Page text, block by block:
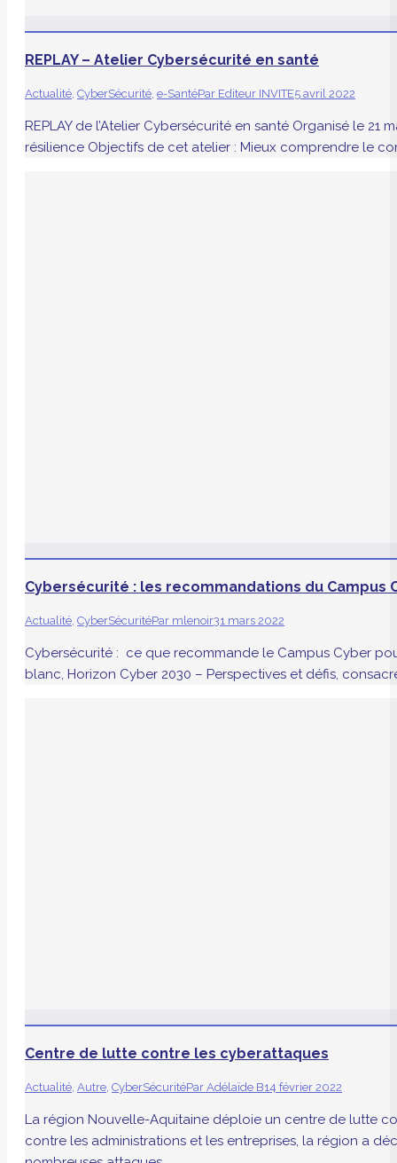
REPLAY – Atelier Cybersécurité en santé
Actualité CyberSécurité e-SantéPar Editeur INVITE5 avril 2022
REPLAY de l’Atelier Cybersécurité en santé Organisé le 21
résilience Objectifs de cet atelier : Mieux comprendre le
Cybersécurité : les recommandations du Campus
Actualité CyberSécuritéPar mlenoir31 mars 2022
Cybersécurité : ce que recommande le Campus Cyber
blanc, Horizon Cyber 2030 – Perspectives et défis,
Centre de lutte contre les cyberattaques
Actualité Autre CyberSécuritéPar Adélaïde B14 février 2022
La région Nouvelle-Aquitaine déploie un centre de lutte
contre les administrations et les entreprises, la région a